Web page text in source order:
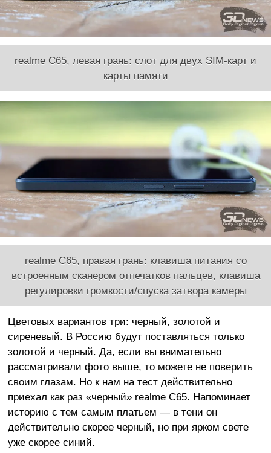
realme C65, левая грань: слот для двух SIM-карт и
карты памяти
realme C65, правая грань: клавиша питания со
встроенным сканером отпечатков пальцев, клавиша
регулировки громкости/спуска затвора камеры
Цветовых вариантов три: черный, золотой и
сиреневый. В Россию будут поставляться только
золотой и черный. Да, если вы внимательно
рассматривали фото выше, то можете не поверить
своим глазам. Но к нам на тест действительно
приехал как раз «черный» realme C65. Напоминает
историю с тем самым платьем — в тени он
действительно скорее черный, но при ярком свете
уже скорее синий.